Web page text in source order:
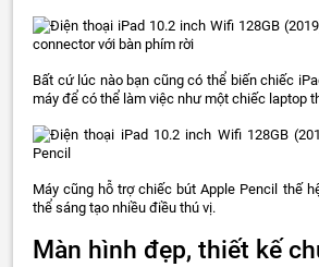
Bất cứ lúc nào bạn cũng có thể biến chiếc
máy để có thể làm việc như một chiếc laptop
Máy cũng hỗ trợ chiếc bút Apple Pencil thế
thể sáng tạo nhiều điều thú vị.
Màn hình đẹp, thiết kế